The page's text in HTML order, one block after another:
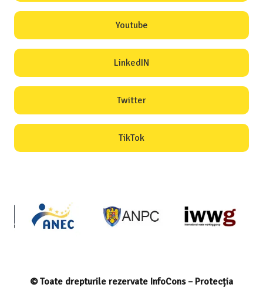
Youtube
LinkedIN
Twitter
TikTok
© Toate drepturile rezervate InfoCons – Protecția